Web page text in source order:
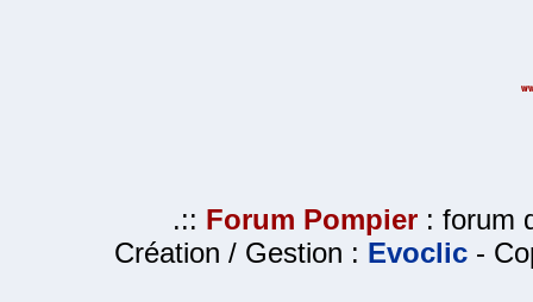
.:: Forum Pompier : forum
Création / Gestion : Evoclic -